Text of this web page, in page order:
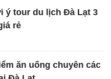
ý tour du lịch Đà Lạt 3
rẻ
ăn uống chuyên các